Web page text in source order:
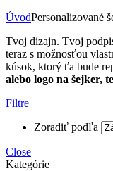
ÚvodPersonalizované
Tvoj dizajn. Tvoj
teraz s možnosťou
kúsok, ktorý ťa bude
alebo logo na šejker,
Filtre
Zoradiť podľa
Close
Kategórie